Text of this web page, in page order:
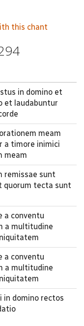
this chant
in domino et
et laudabuntur
meam
a timore inimici
meam
remissae sunt
quorum tecta sunt
a conventu
a multitudine
a conventu
a multitudine
in domino rectos